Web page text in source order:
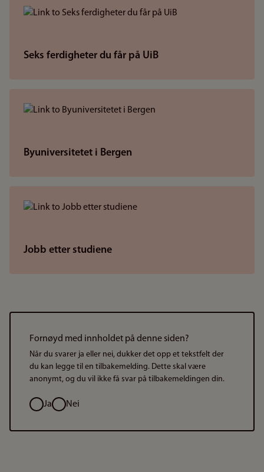
Seks ferdigheter du får på UiB
Byuniversitetet i Bergen
Jobb etter studiene
Fornøyd med innholdet på denne siden?
Når du svarer ja eller nei, dukker det opp et tekstfelt der
du kan legge til en tilbakemelding. Dette skal være
anonymt, og du vil ikke få svar på tilbakemeldingen din.
ValgJa Nei